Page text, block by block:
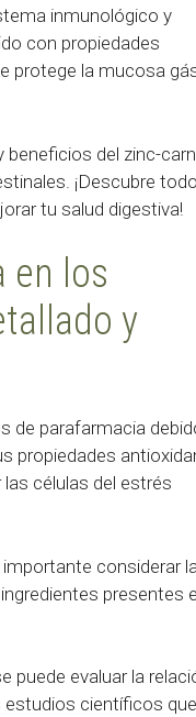
inmunológico y
con propiedades
protege la mucosa
del zinc-
¡Descubre
tu salud digestiva!
en los
y
de parafarmacia
propiedades
células del estrés
considerar la
presentes
puede evaluar la
estudios científicos que